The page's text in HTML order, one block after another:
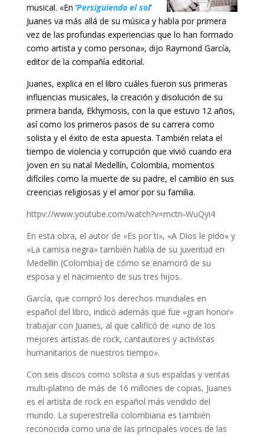
musical. «En ‘Persiguiendo el sol‘
Juanes va más allá de su música y habla por primera
vez de las profundas experiencias que lo han formado
como artista y como persona», dijo Raymond García,
editor de la compañía editorial.
Juanes, explica en el libro cuáles fueron sus primeras
influencias musicales, la creación y disolución de su
primera banda, Ekhymosis, con la que estuvo 12 años,
así como los primeros pasos de su carrera como
solista y el éxito de esta apuesta. También relata el
tiempo de violencia y corrupción que vivió cuando era
joven en su natal Medellín, Colombia, momentos
difíciles como la muerte de su padre, el cambio en sus
creencias religiosas y el amor por su familia.
httpv://www.youtube.com/watch?v=mctn-WuQyi4
En esta obra, el autor de «Es por ti», «A Dios le pido» y
«La camisa negra» también habla de su juventud en
Medellín (Colombia) de cómo se enamoró de su
esposa y el nacimiento de sus tres hijos.
García, que compró los derechos mundiales en
español del libro, indicó además que fue «gran honor»
trabajar con Juanes, al que calificó de «uno de los
mejores artistas de rock, cantautores y activistas
humanitarios de nuestros tiempo».
Con seis discos como solista a sus espaldas y ventas
multi-platino de más de 16 millones de copias, Juanes
es el artista de rock en español más vendido del
mundo. La superestrella colombiana es también
reconocida como una de las principales voces de las